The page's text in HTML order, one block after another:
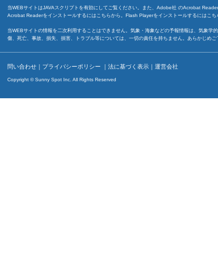
当WEBサイトはJAVAスクリプトを有効にしてご覧ください。また、Adobe社 のAcrobat
Acrobat Readerをインストールするには こちらから。Flash Playerをインストールするには こち
当WEBサイトの情報を二次利用することはできません。気象・海象などの予報情報は、気象
傷、死亡、事故、損失、損害、トラブル等については、一切の責任を持ちません。あらかじめ
問い合わせ ｜ プライバシーポリシー ｜ 法に基づく表示 ｜ 運営会社
Copyright © Sunny Spot Inc. All Rights Reserved